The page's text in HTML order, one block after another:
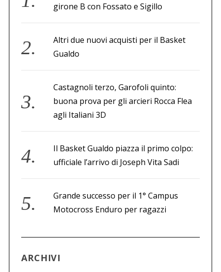
girone B con Fossato e Sigillo
Altri due nuovi acquisti per il Basket
Gualdo
Castagnoli terzo, Garofoli quinto:
buona prova per gli arcieri Rocca Flea
agli Italiani 3D
Il Basket Gualdo piazza il primo colpo:
ufficiale l’arrivo di Joseph Vita Sadi
Grande successo per il 1° Campus
Motocross Enduro per ragazzi
ARCHIVI